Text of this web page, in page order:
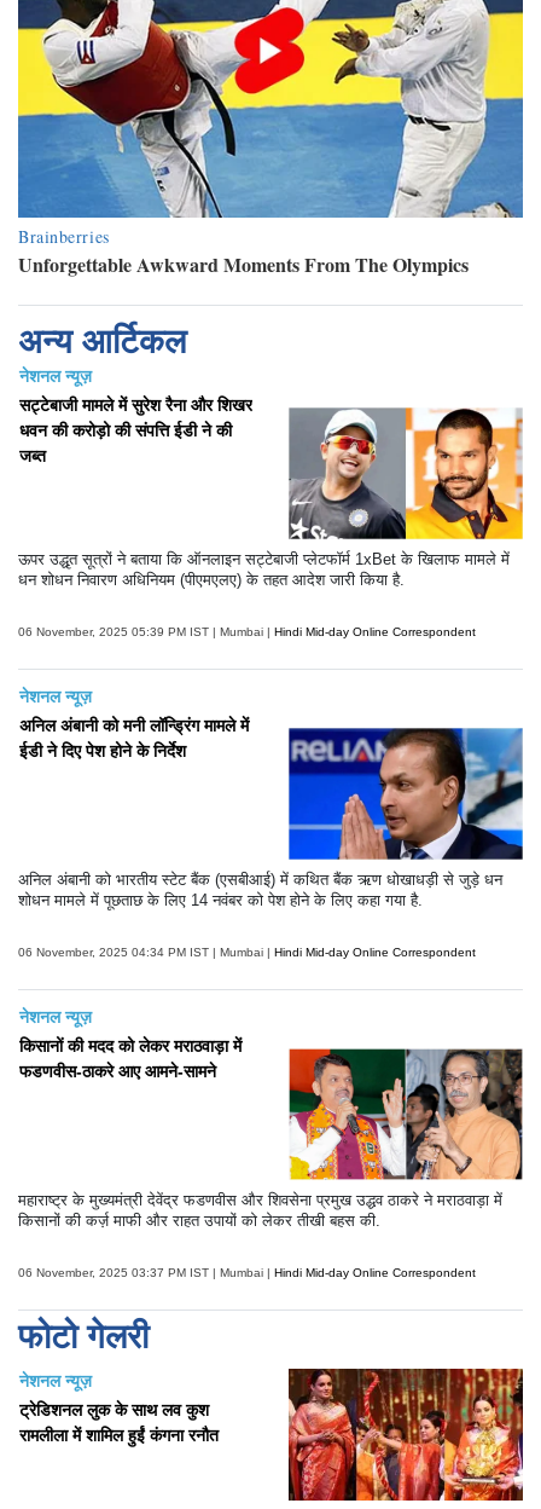
अन्य आर्टिकल
नेशनल न्यूज़
सट्टेबाजी मामले में सुरेश रैना और शिखर
धवन की करोड़ो की संपत्ति ईडी ने की
जब्त
ऊपर उद्धृत सूत्रों ने बताया कि ऑनलाइन सट्टेबाजी प्लेटफॉर्म 1xBet के खिलाफ मामले में
धन शोधन निवारण अधिनियम (पीएमएलए) के तहत आदेश जारी किया है.
06 November, 2025 05:39 PM IST | Mumbai | Hindi Mid-day Online Correspondent
नेशनल न्यूज़
अनिल अंबानी को मनी लॉन्ड्रिंग मामले में
ईडी ने दिए पेश होने के निर्देश
अनिल अंबानी को भारतीय स्टेट बैंक (एसबीआई) में कथित बैंक ऋण धोखाधड़ी से जुड़े धन
शोधन मामले में पूछताछ के लिए 14 नवंबर को पेश होने के लिए कहा गया है.
06 November, 2025 04:34 PM IST | Mumbai | Hindi Mid-day Online Correspondent
नेशनल न्यूज़
किसानों की मदद को लेकर मराठवाड़ा में
फडणवीस-ठाकरे आए आमने-सामने
महाराष्ट्र के मुख्यमंत्री देवेंद्र फडणवीस और शिवसेना प्रमुख उद्धव ठाकरे ने मराठवाड़ा में
किसानों की कर्ज़ माफी और राहत उपायों को लेकर तीखी बहस की.
06 November, 2025 03:37 PM IST | Mumbai | Hindi Mid-day Online Correspondent
फोटो गेलरी
नेशनल न्यूज़
ट्रेडिशनल लुक के साथ लव कुश
रामलीला में शामिल हुईं कंगना रनौत